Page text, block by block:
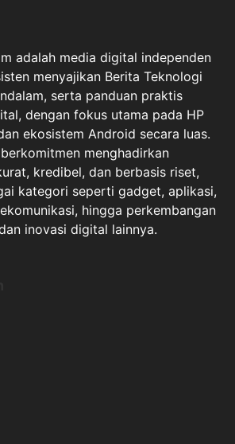
adalah media digital independen
menyajikan Berita Teknologi
serta panduan praktis
dengan fokus utama pada HP
ekosistem Android secara luas.
menghadirkan
kredibel, dan berbasis riset,
kategori seperti gadget, aplikasi,
hingga perkembangan
inovasi digital lainnya.